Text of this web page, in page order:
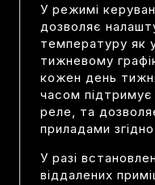
У режимі
дозволяє
температуру як
тижневому
кожен день
часом підтримує
реле, та
приладами
У разі
віддалених